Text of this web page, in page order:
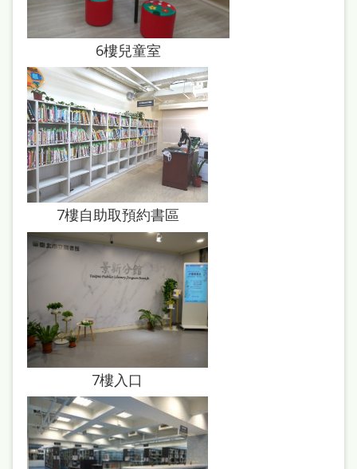
網
導
覽
閱
讀
童
見
問
答
雙
語
詞
6樓兒童室
7樓自助取預約書區
7樓入口